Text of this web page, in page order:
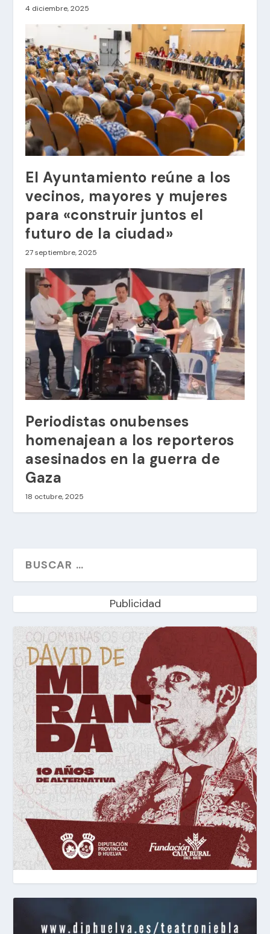
4 diciembre, 2025
El Ayuntamiento reúne a los
vecinos, mayores y mujeres
para «construir juntos el
futuro de la ciudad»
27 septiembre, 2025
Periodistas onubenses
homenajean a los reporteros
asesinados en la guerra de
Gaza
18 octubre, 2025
Publicidad